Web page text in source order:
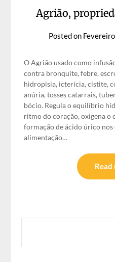
Agrião,
Posted on
O Agrião usado como
contra bronquite, febre,
hidropisia, icterícia, cistite,
anúria, tosses catarrais,
bócio. Regula o equilíbrio
ritmo do coração, oxigena o
formação de ácido úrico
alimentação…
Read